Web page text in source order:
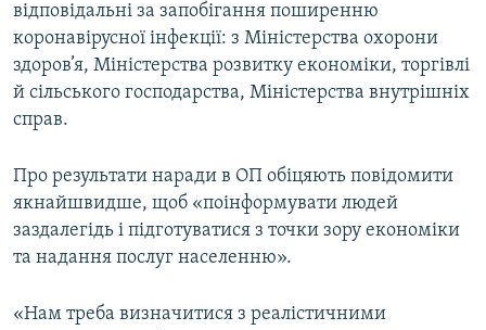
відповідальні за запобігання поширенню
коронавірусної інфекції: з Міністерства охорони
здоров’я, Міністерства розвитку економіки, торгівлі
й сільського господарства, Міністерства внутрішніх
справ.
Про результати наради в ОП обіцяють повідомити
якнайшвидше, щоб «поінформувати людей
заздалегідь і підготуватися з точки зору економіки
та надання послуг населенню».
«Нам треба визначитися з реалістичними